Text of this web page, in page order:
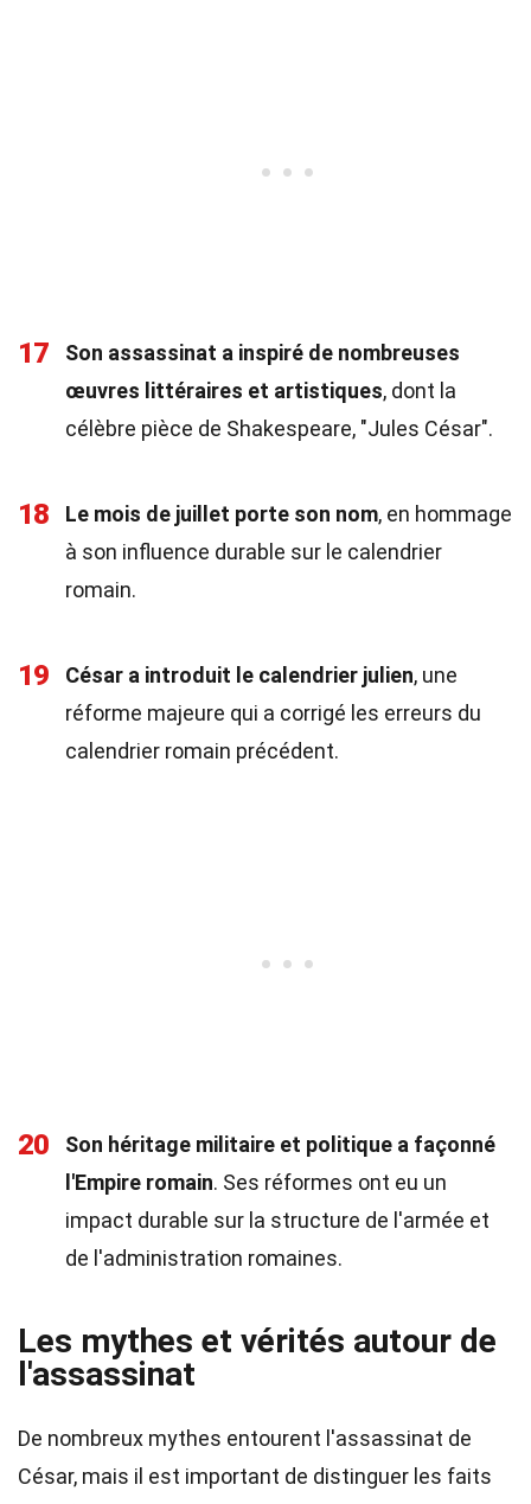
17
Son assassinat a inspiré de nombreuses
œuvres littéraires et artistiques, dont la
célèbre pièce de Shakespeare, "Jules César".
18 Le mois de juillet porte son nom, en hommage
à son influence durable sur le calendrier
romain.
19 César a introduit le calendrier julien, une
réforme majeure qui a corrigé les erreurs du
calendrier romain précédent.
20
Son héritage militaire et politique a façonné
l'Empire romain. Ses réformes ont eu un
impact durable sur la structure de l'armée et
de l'administration romaines.
Les mythes et vérités autour de
l'assassinat
De nombreux mythes entourent l'assassinat de
César, mais il est important de distinguer les faits